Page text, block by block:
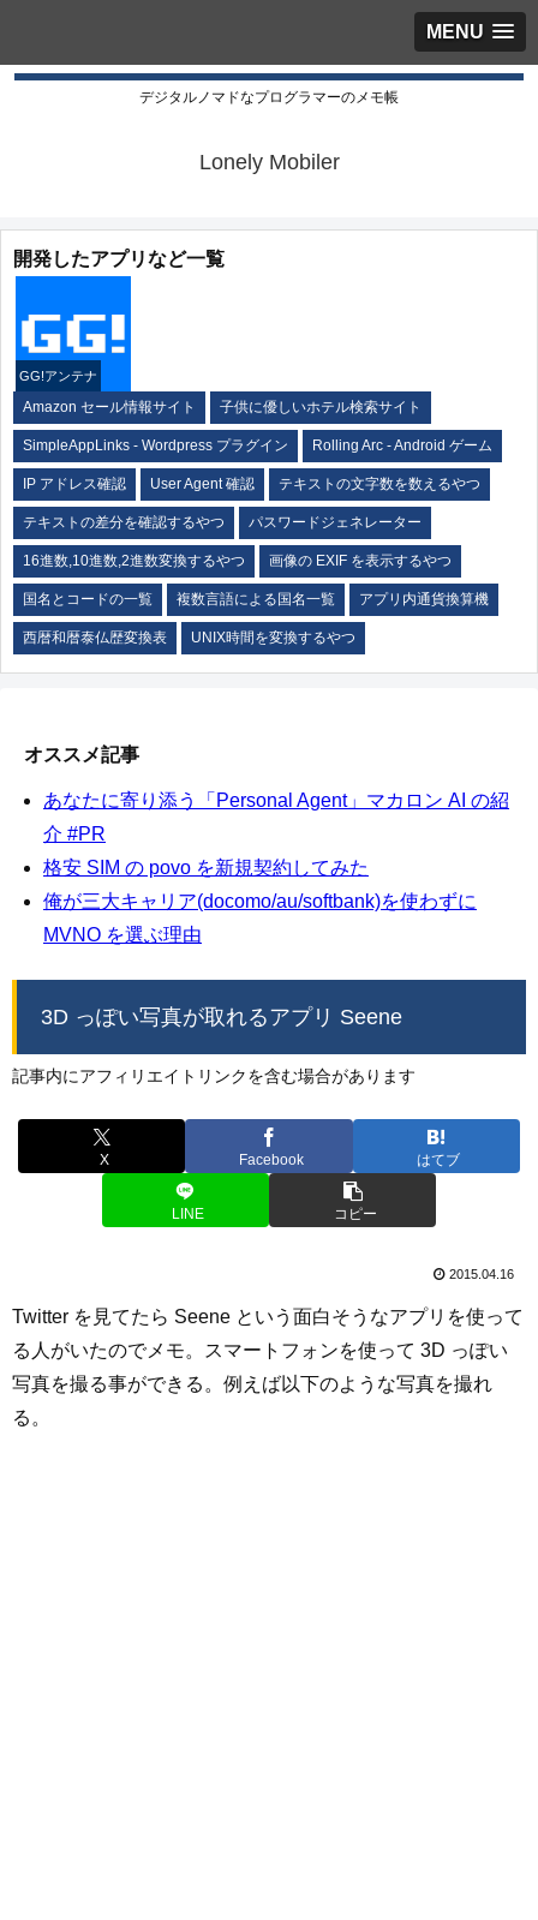
MENU
デジタルノマドなプログラマーのメモ帳
Lonely Mobiler
開発したアプリなど一覧
GG!アンテナ
Amazon セール情報サイト 子供に優しいホテル検索サイト
SimpleAppLinks - Wordpress プラグイン Rolling Arc - Android ゲーム
IP アドレス確認 User Agent 確認 テキストの文字数を数えるやつ
テキストの差分を確認するやつ パスワードジェネレーター
16進数,10進数,2進数変換するやつ 画像の EXIF を表示するやつ
国名とコードの一覧 複数言語による国名一覧 アプリ内通貨換算機
西暦和暦泰仏歴変換表 UNIX時間を変換するやつ
オススメ記事
あなたに寄り添う「Personal Agent」マカロン AI の紹
介 #PR
格安 SIM の povo を新規契約してみた
俺が三大キャリア(docomo/au/softbank)を使わずに
MVNO を選ぶ理由
3D っぽい写真が取れるアプリ Seene
記事内にアフィリエイトリンクを含む場合があります
X Facebook はてブ
LINE コピー
2015.04.16
Twitter を見てたら Seene という面白そうなアプリを使って
る人がいたのでメモ。スマートフォンを使って 3D っぽい
写真を撮る事ができる。例えば以下のような写真を撮れ
る。